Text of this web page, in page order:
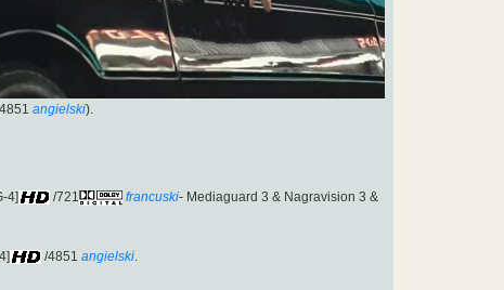
angielski).
4] /721 francuski- Mediaguard 3 & Nagravision 3 &
/4851 angielski